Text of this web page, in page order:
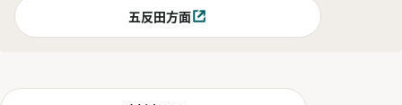
五反田方面別ウィンドウで開く